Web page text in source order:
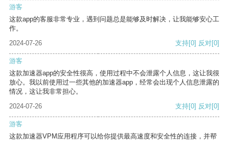
游客
这款app的客服非常专业，遇到问题总是能够及时解决，让我能够安心工
作。
2024-07-26
支持[0] 反对[0]
游客
这款加速器app的安全性很高，使用过程中不会泄露个人信息，这让我很
放心。我以前使用过一些其他的加速器app，经常会出现个人信息泄露的
情况，这让我非常担心。
2024-07-26
支持[0] 反对[0]
游客
这款加速器VPM应用程序可以给你提供最高速度和安全性的连接，并帮